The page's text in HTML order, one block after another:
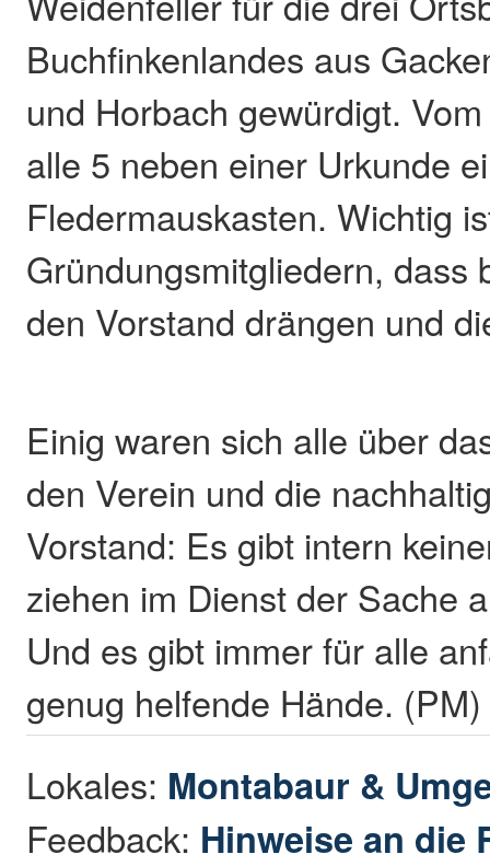
Buchfinkenlandes aus
und Horbach gewürdigt.
alle 5 neben einer Urkunde
Fledermauskasten. Wichtig
Gründungsmitgliedern, dass
den Vorstand drängen und
Einig waren sich alle über
den Verein und die
Vorstand: Es gibt intern
ziehen im Dienst der Sache
Und es gibt immer für alle
genug helfende Hände. (PM)
Lokales: Montabaur &
Feedback: Hinweise an die